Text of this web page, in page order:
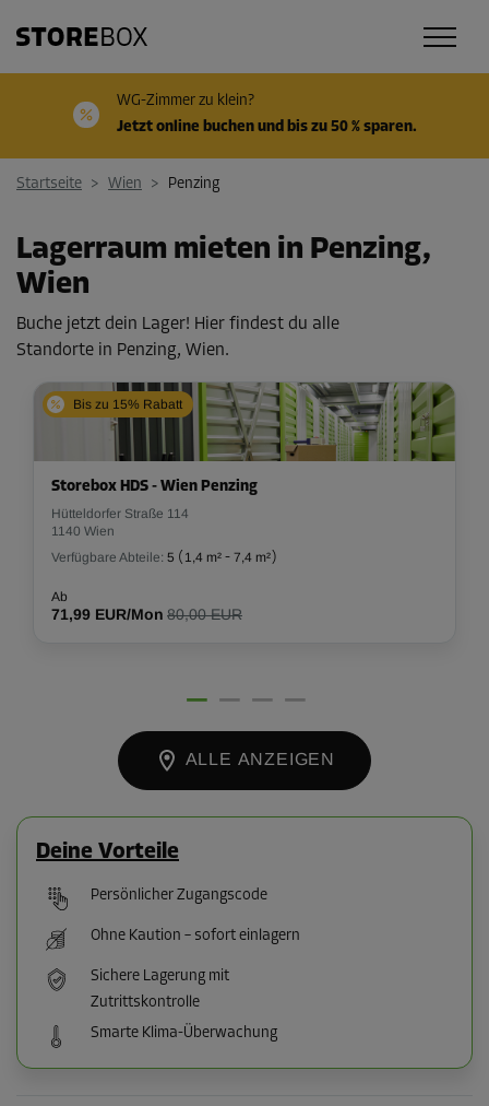
WG-Zimmer zu klein?
Jetzt online buchen und bis zu 50 % sparen.
Startseite > Wien > Penzing
Lagerraum mieten in Penzing,
Wien
Buche jetzt dein Lager! Hier findest du alle
Standorte in Penzing, Wien.
Bis zu 15% Rabatt
Storebox HDS - Wien Penzing
Hütteldorfer Straße 114
1140 Wien
Verfügbare Abteile: 5 ( 1,4 m² - 7,4 m²)
Ab
71,99 EUR/Mon 80,00 EUR
ALLE ANZEIGEN
Deine Vorteile
Persönlicher Zugangscode
Ohne Kaution – sofort einlagern
Sichere Lagerung mit
Zutrittskontrolle
Smarte Klima-Überwachung